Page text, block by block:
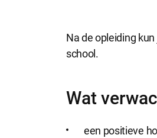
Na de opleiding
school.
Wat
een positieve